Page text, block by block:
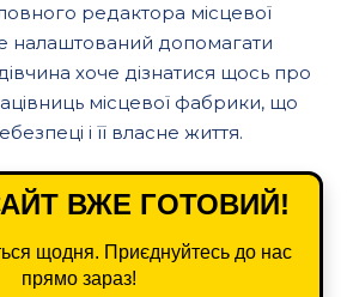
редактора місцевої
налаштований допомагати
хоче дізнатися щось про
місцевої фабрики, що
і її власне життя.
ВЖЕ ГОТОВИЙ!
щодня. Приєднуйтесь до нас
прямо зараз!